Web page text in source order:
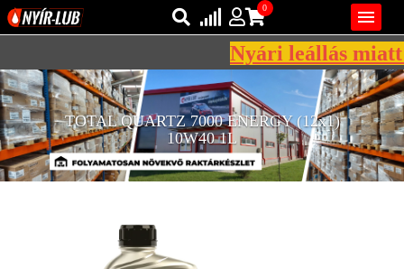
REGISZTRÁCIÓ
KENŐANYAGOK

Bejelentkezés
Regisztráció
0
AZ ÖN KOSARA ÜRES
Nyári leállás miatt
TOTAL QUARTZ 7000 ENERGY (12x1)
10W40 1L